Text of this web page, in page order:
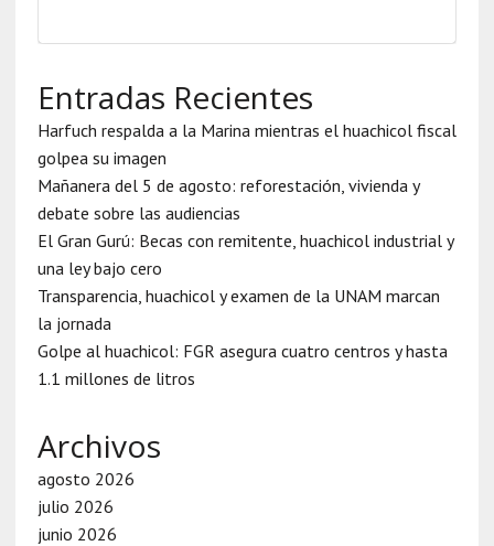
Entradas Recientes
Harfuch respalda a la Marina mientras el huachicol fiscal
golpea su imagen
Mañanera del 5 de agosto: reforestación, vivienda y
debate sobre las audiencias
El Gran Gurú: Becas con remitente, huachicol industrial y
una ley bajo cero
Transparencia, huachicol y examen de la UNAM marcan
la jornada
Golpe al huachicol: FGR asegura cuatro centros y hasta
1.1 millones de litros
Archivos
agosto 2026
julio 2026
junio 2026